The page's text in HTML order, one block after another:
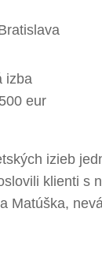
izba
eur
izieb
klienti s
Matúška,